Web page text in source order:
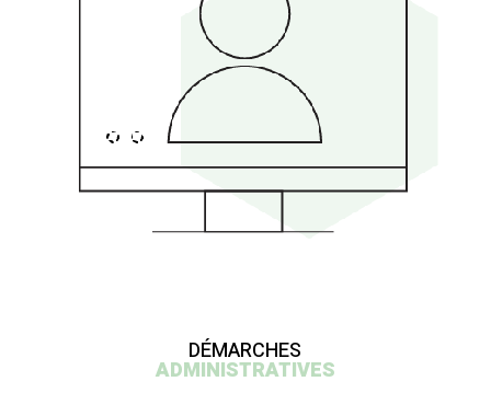
DÉMARCHES
ADMINISTRATIVES